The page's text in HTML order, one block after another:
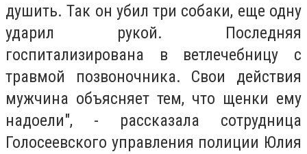
душить. Так он убил три собаки, еще одну
ударил рукой. Последняя
госпитализирована в ветлечебницу с
травмой позвоночника. Свои действия
мужчина объясняет тем, что щенки ему
надоели", - рассказала сотрудница
Голосеевского управления полиции Юлия